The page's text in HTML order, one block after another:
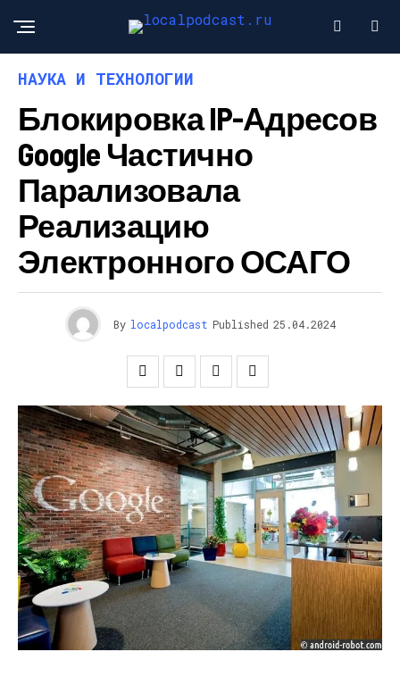
НАУКА И ТЕХНОЛОГИИ
Блокировка IP-Адресов
Google Частично
Парализовала
Реализацию
Электронного ОСАГО
By localpodcast Published 25.04.2024